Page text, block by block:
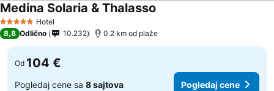
5 ZvezdiceHotel
Medina Solaria & Thalasso
8,8 Odlično 10.232 0.2 km od plaže
Od 104 €
Pogledaj cene sa 8 sajtova Pogledaj cene